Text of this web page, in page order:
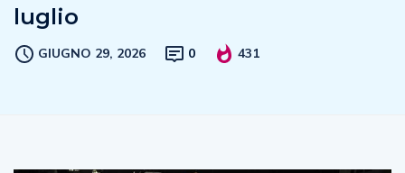
luglio
GIUGNO 29, 2026 0 431